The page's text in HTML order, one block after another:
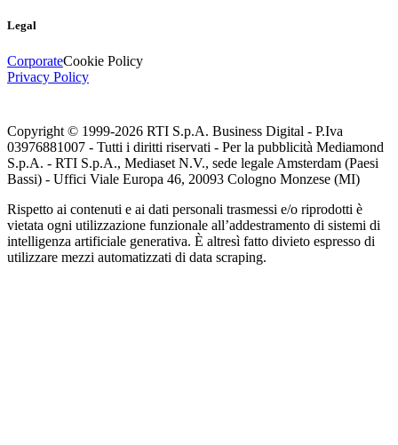
Legal
CorporateCookie Policy
Privacy Policy
Copyright © 1999-2026 RTI S.p.A. Business Digital - P.Iva
03976881007 - Tutti i diritti riservati - Per la pubblicità Mediamond
S.p.A. - RTI S.p.A., Mediaset N.V., sede legale Amsterdam (Paesi
Bassi) - Uffici Viale Europa 46, 20093 Cologno Monzese (MI)
Rispetto ai contenuti e ai dati personali trasmessi e/o riprodotti è
vietata ogni utilizzazione funzionale all’addestramento di sistemi di
intelligenza artificiale generativa. È altresì fatto divieto espresso di
utilizzare mezzi automatizzati di data scraping.